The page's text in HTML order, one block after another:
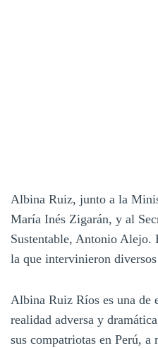
Albina Ruiz, junto a la
María Inés Zigarán, y al
Sustentable, Antonio Alejo.
la que intervinieron diversos
Albina Ruiz Ríos es una de
realidad adversa y
sus compatriotas en Perú,